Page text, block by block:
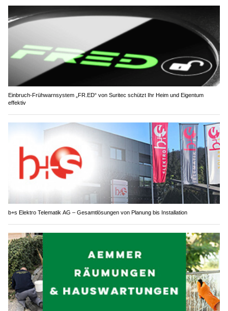
Einbruch-Frühwarnsystem „FR.ED“ von Suritec schützt Ihr Heim und Eigentum
effektiv
b+s Elektro Telematik AG – Gesamtlösungen von Planung bis Installation